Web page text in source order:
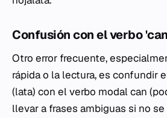
Confusión con el verbo
Otro error frecuente,
rápida o la lectura, es confundir
(lata) con el verbo modalcan
llevar a frases ambiguas si no